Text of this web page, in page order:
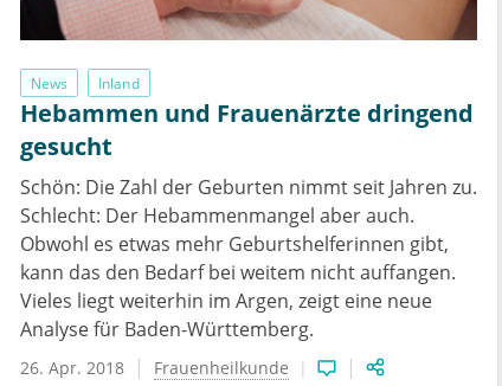
News Inland
Hebammen und Frauenärzte dringend
gesucht
Schön: Die Zahl der Geburten nimmt seit Jahren zu.
Schlecht: Der Hebammenmangel aber auch.
Obwohl es etwas mehr Geburtshelferinnen gibt,
kann das den Bedarf bei weitem nicht auffangen.
Vieles liegt weiterhin im Argen, zeigt eine neue
Analyse für Baden-Württemberg.
26. Apr. 2018 Frauenheilkunde